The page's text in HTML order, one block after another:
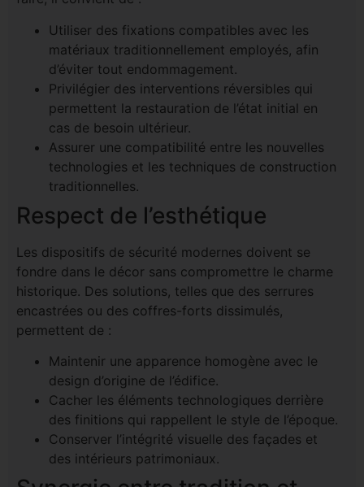
Utiliser des fixations compatibles avec les
matériaux traditionnellement employés, afin
d’éviter tout endommagement.
Privilégier des interventions réversibles qui
permettent la restauration de l’état initial en
cas de besoin ultérieur.
Assurer une compatibilité entre les nouvelles
technologies et les techniques de construction
traditionnelles.
Respect de l’esthétique
Les dispositifs de sécurité modernes doivent se
fondre dans le décor sans compromettre le charme
historique. Des solutions, telles que des serrures
encastrées ou des coffres-forts dissimulés,
permettent de :
Maintenir une apparence homogène avec le
design d’origine de l’édifice.
Cacher les éléments technologiques derrière
des finitions qui rappellent le style de l’époque.
Conserver l’intégrité visuelle des façades et
des intérieurs patrimoniaux.